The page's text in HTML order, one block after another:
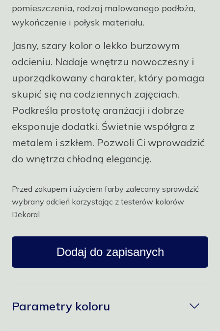
pomieszczenia, rodzaj malowanego podłoża,
wykończenie i połysk materiału.
Jasny, szary kolor o lekko burzowym
odcieniu. Nadaje wnętrzu nowoczesny i
uporządkowany charakter, który pomaga
skupić się na codziennych zajęciach.
Podkreśla prostotę aranżacji i dobrze
eksponuje dodatki. Świetnie współgra z
metalem i szkłem. Pozwoli Ci wprowadzić
do wnętrza chłodną elegancję.
Przed zakupem i użyciem farby zalecamy sprawdzić
wybrany odcień korzystając z testerów kolorów
Dekoral.
Dodaj do zapisanych
Parametry koloru